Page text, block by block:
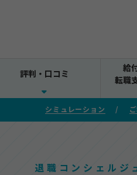
評判・口コミ
給
転職
シミュレーション
退職コンシェルジ